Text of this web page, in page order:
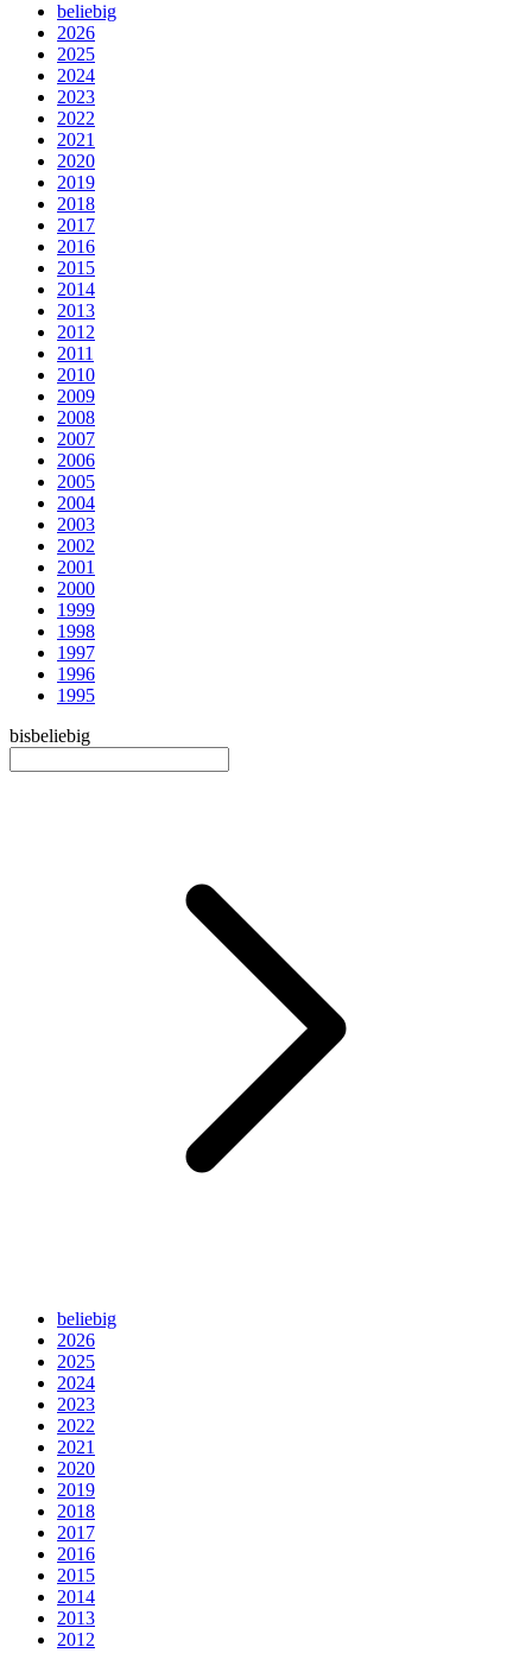
beliebig
2026
2025
2024
2023
2022
2021
2020
2019
2018
2017
2016
2015
2014
2013
2012
2011
2010
2009
2008
2007
2006
2005
2004
2003
2002
2001
2000
1999
1998
1997
1996
1995
bisbeliebig
beliebig
2026
2025
2024
2023
2022
2021
2020
2019
2018
2017
2016
2015
2014
2013
2012